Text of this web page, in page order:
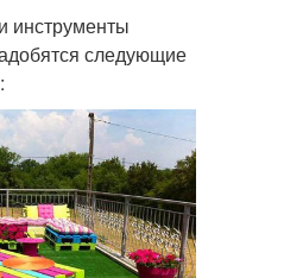
инструменты
следующие